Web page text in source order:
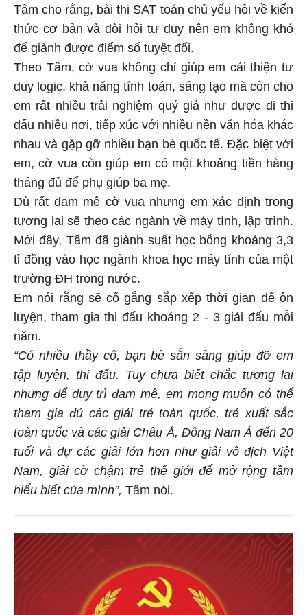
Tâm cho rằng, bài thi SAT toán chủ yếu hỏi về kiến
thức cơ bản và đòi hỏi tư duy nên em không khó
để giành được điểm số tuyệt đối.
Theo Tâm, cờ vua không chỉ giúp em cải thiện tư
duy logic, khả năng tính toán, sáng tạo mà còn cho
em rất nhiều trải nghiệm quý giá như được đi thi
đấu nhiều nơi, tiếp xúc với nhiều nền văn hóa khác
nhau và gặp gỡ nhiều bạn bè quốc tế. Đặc biệt với
em, cờ vua còn giúp em có một khoảng tiền hàng
tháng đủ để phụ giúp ba mẹ.
Dù rất đam mê cờ vua nhưng em xác định trong
tương lai sẽ theo các ngành về máy tính, lập trình.
Mới đây, Tâm đã giành suất học bổng khoảng 3,3
tỉ đồng vào học ngành khoa học máy tính của một
trường ĐH trong nước.
Em nói rằng sẽ cố gắng sắp xếp thời gian để ôn
luyện, tham gia thi đấu khoảng 2 - 3 giải đấu mỗi
năm.
“Có nhiều thầy cô, bạn bè sẵn sàng giúp đỡ em
tập luyện, thi đấu. Tuy chưa biết chắc tương lai
nhưng để duy trì đam mê, em mong muốn có thể
tham gia đủ các giải trẻ toàn quốc, trẻ xuất sắc
toàn quốc và các giải Châu Á, Đông Nam Á đến 20
tuổi và dự các giải lớn hơn như giải vô địch Việt
Nam, giải cờ chậm trẻ thế giới để mở rộng tầm
hiểu biết của mình”, Tâm nói.